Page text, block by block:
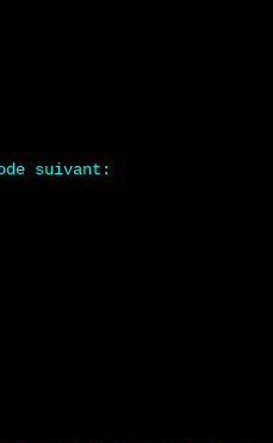
suivant: